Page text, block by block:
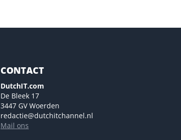
CONTACT
DutchIT.com
De Bleek 17
3447 GV Woerden
redactie@dutchitchannel.nl
Mail ons